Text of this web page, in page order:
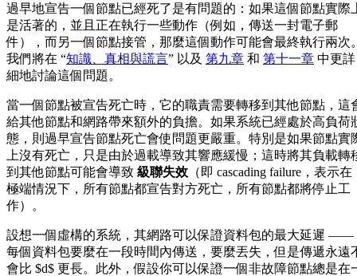
過早地宣告一個節點已經死了是有問題的：如果這個節點實際
是活著的，並且正在執行一些動作（例如，傳送一封電子郵
件），而另一個節點接管，那麼這個動作可能會最終執行兩次
我們將在 “知識、真相與謊言” 以及 第九章 和 第十一章 中更詳
細地討論這個問題。
當一個節點被宣告死亡時，它的職責需要轉移到其他節點，這
給其他節點和網路帶來額外的負擔。如果系統已經處於高負荷
態，則過早宣告節點死亡會使問題更嚴重。特別是如果節點實
上沒有死亡，只是由於過載導致其響應緩慢；這時將其負載轉
到其他節點可能會導致 級聯失效 （即 cascading failure，表示在
極端情況下，所有節點都宣告對方死亡，所有節點都將停止工
作）。
設想一個虛構的系統，其網路可以保證資料包的最大延遲 ——
每個資料包要麼在一段時間內傳送，要麼丟失，但是傳遞永遠
會比 $d$ 更長。此外，假設你可以保證一個非故障節點總是在